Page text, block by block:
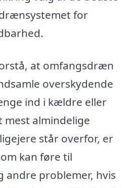
for
at omfangsdræn
overskydende
ind i kældre eller
mest almindelige
står overfor, er
kan føre til
andre problemer, hvis